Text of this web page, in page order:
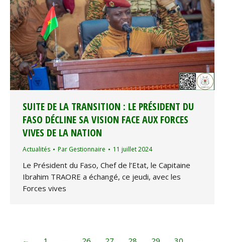
SUITE DE LA TRANSITION : LE PRÉSIDENT DU
FASO DÉCLINE SA VISION FACE AUX FORCES
VIVES DE LA NATION
Actualités Par Gestionnaire 11 juillet 2024
Le Président du Faso, Chef de l’Etat, le Capitaine
Ibrahim TRAORE a échangé, ce jeudi, avec les
Forces vives